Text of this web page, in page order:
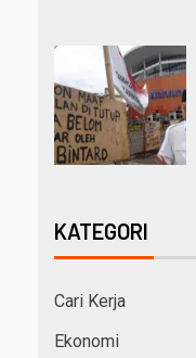
KATEGORI
Cari Kerja
Ekonomi